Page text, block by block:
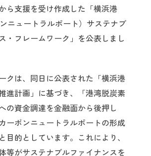
ら支援を受け作成した「横浜港
ニュートラルポート）サステナブ
・フレームワーク」を公表しまし
クは、同日に公表された「横浜港
進計画」に基づき、「港湾脱炭素
の資金調達を金融面から後押し
ーボンニュートラルポートの形成
目的としています。これにより、
等がサステナブルファイナンスを